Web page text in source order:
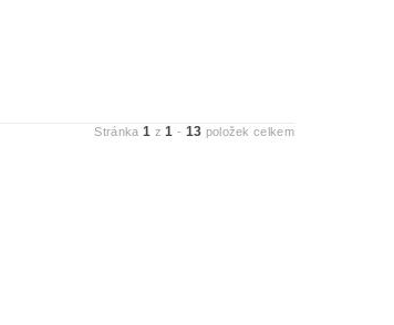
Stránka1 z1 - 13 položek celkem